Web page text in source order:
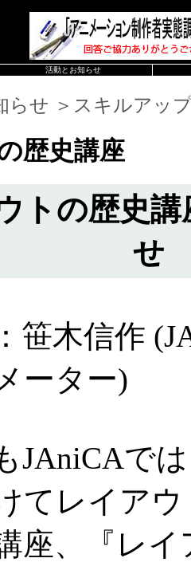
活動とお知らせ
らせ ＞スキルアッ
歴史講座
トの歴史
せ
笹木信作
ーター)
JAniCAで
てレイア
座、『レ